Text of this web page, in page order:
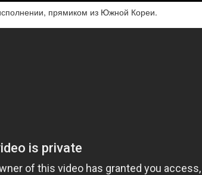
прямиком из Южной Кореи.